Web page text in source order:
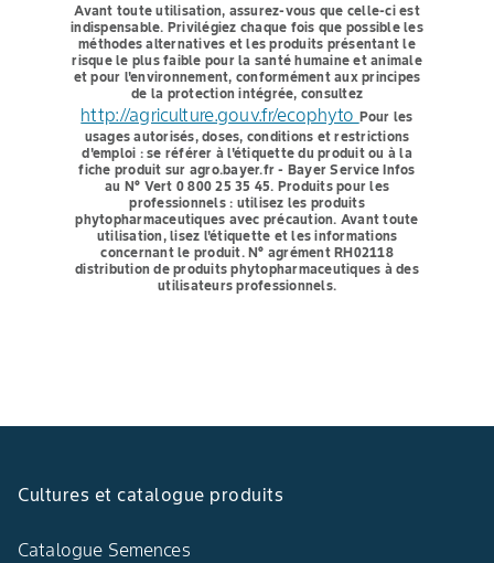
Avant toute utilisation, assurez-vous que celle-ci est
indispensable. Privilégiez chaque fois que possible les
méthodes alternatives et les produits présentant le
risque le plus faible pour la santé humaine et animale
et pour l'environnement, conformément aux principes
de la protection intégrée, consultez
http://agriculture.gouv.fr/ecophyto Pour les
usages autorisés, doses, conditions et restrictions
d'emploi : se référer à l'étiquette du produit ou à la
fiche produit sur agro.bayer.fr - Bayer Service Infos
au N° Vert 0 800 25 35 45. Produits pour les
professionnels : utilisez les produits
phytopharmaceutiques avec précaution. Avant toute
utilisation, lisez l'étiquette et les informations
concernant le produit. N° agrément RH02118
distribution de produits phytopharmaceutiques à des
utilisateurs professionnels.
Cultures et catalogue produits
Catalogue Semences